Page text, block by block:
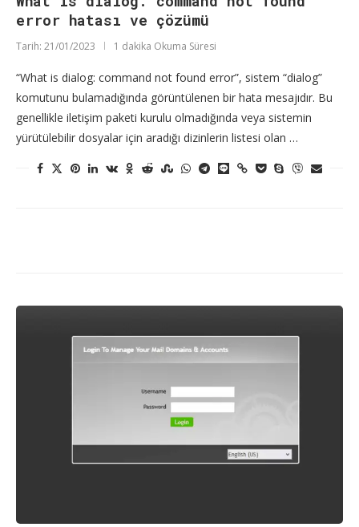
error hatası ve çözümü
Tarih: 21/01/2023 1 dakika Okuma Süresi
“What is dialog: command not found error”, sistem “dialog”
komutunu bulamadığında görüntülenen bir hata mesajıdır. Bu
genellikle iletişim paketi kurulu olmadığında veya sistemin
yürütülebilir dosyalar için aradığı dizinlerin listesi olan …